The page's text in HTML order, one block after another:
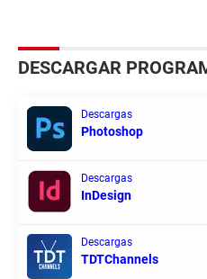
DESCARGAR
Descargas
Photoshop
Descargas
InDesign
Descargas
TDTChannels